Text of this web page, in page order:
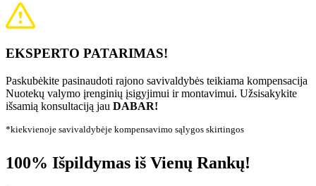
EKSPERTO PATARIMAS!
Paskubėkite pasinaudoti rajono savivaldybės teikiama kompensacija
Nuotekų valymo įrenginių įsigyjimui ir montavimui. Užsisakykite
išsamią konsultaciją jau DABAR!
*kiekvienoje savivaldybėje kompensavimo sąlygos skirtingos
100% Išpildymas iš Vienų Rankų!